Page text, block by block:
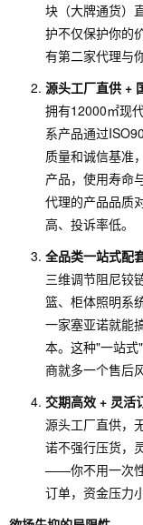
块（大牌通货）
护不仅保护你的
有第二家代理与
源头工厂直供 +
拥有12000㎡现
系产品通过
质量和诚信基准
产品，使用寿命
代理的产品品质
高、投诉率低。
全品类一站式配
三维调节阻尼铰
篮、柜体照明系
一家塞亚诺就能
本。这种"一站
商就多一个售后
交期高效 + 灵活
源头工厂直供，
诺不强行压货，
——你不用一次
订单，资金压力小